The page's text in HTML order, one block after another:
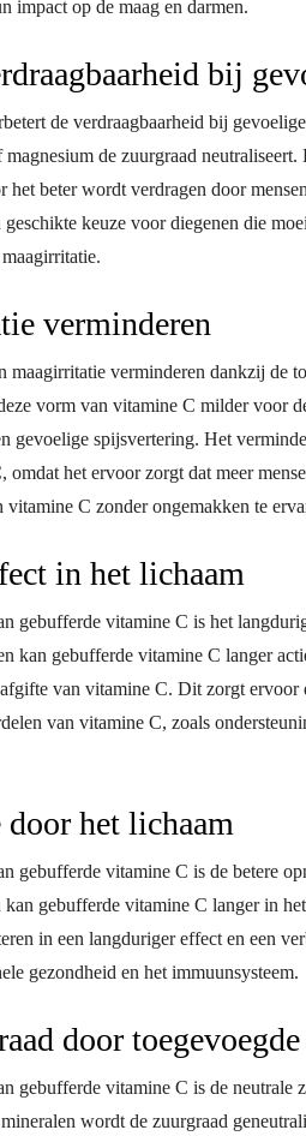
impact op de maag en darmen.
bij
de verdraagbaarheid bij
de zuurgraad
het beter wordt verdragen door
keuze voor diegenen die
verminderen
maagirritatie verminderen dankzij de
vorm van vitamine C milder voor
gevoelige spijsvertering. Het
omdat het ervoor zorgt dat meer
vitamine C zonder ongemakken te
in het lichaam
gebufferde vitamine C is het
kan gebufferde vitamine C langer
van vitamine C. Dit zorgt ervoor
van vitamine C, zoals
door het lichaam
gebufferde vitamine C is de betere
gebufferde vitamine C langer in
in een langduriger effect en een
gezondheid en het immuunsysteem.
door
gebufferde vitamine C is de neutrale
wordt de zuurgraad